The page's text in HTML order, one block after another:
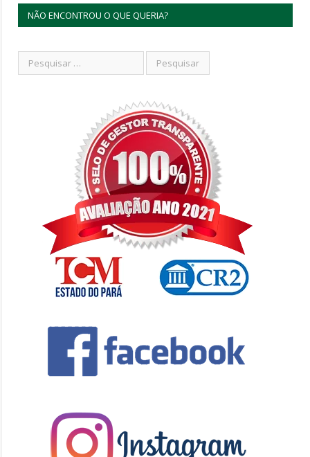
NÃO ENCONTROU O QUE QUERIA?